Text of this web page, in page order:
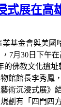
式展在高
基金會與美
7月30日下
佛教文化遺
館長李秀
沉浸式展
有「四門